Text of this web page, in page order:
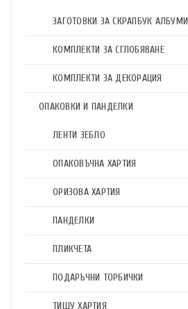
ЗАГОТОВКИ ЗА СКРАПБУК АЛБУМИ
КОМПЛЕКТИ ЗА СГЛОБЯВАНЕ
КОМПЛЕКТИ ЗА ДЕКОРАЦИЯ
ОПАКОВКИ И ПАНДЕЛКИ
ЛЕНТИ ЗЕБЛО
ОПАКОВЪЧНА ХАРТИЯ
ОРИЗОВА ХАРТИЯ
ПАНДЕЛКИ
ПЛИКЧЕТА
ПОДАРЪЧНИ ТОРБИЧКИ
ТИШУ ХАРТИЯ